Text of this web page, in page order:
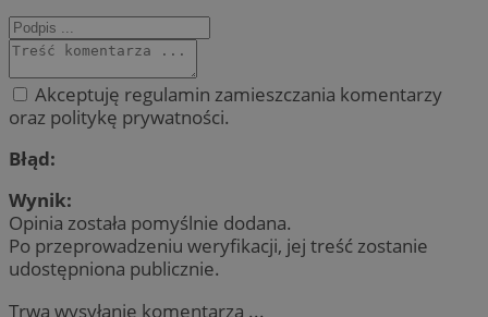
Akceptuję regulamin zamieszczania komentarzy
oraz politykę prywatności.
Błąd:
Wynik:
Opinia została pomyślnie dodana.
Po przeprowadzeniu weryfikacji, jej treść zostanie
udostępniona publicznie.
Trwa wysyłanie komentarza ...